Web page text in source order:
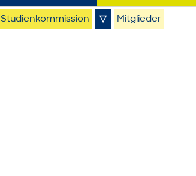
Studienkommission ▽ Mitglieder